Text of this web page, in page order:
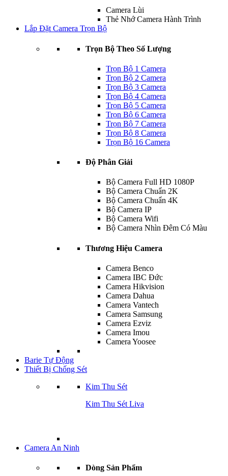
Camera Lùi
Thẻ Nhớ Camera Hành Trình
Lắp Đặt Camera Trọn Bộ
Trọn Bộ Theo Số Lượng
Trọn Bộ 1 Camera
Trọn Bộ 2 Camera
Trọn Bộ 3 Camera
Trọn Bộ 4 Camera
Trọn Bộ 5 Camera
Trọn Bộ 6 Camera
Trọn Bộ 7 Camera
Trọn Bộ 8 Camera
Trọn Bộ 16 Camera
Độ Phân Giải
Bộ Camera Full HD 1080P
Bộ Camera Chuẩn 2K
Bộ Camera Chuẩn 4K
Bộ Camera IP
Bộ Camera Wifi
Bộ Camera Nhìn Đêm Có Màu
Thương Hiệu Camera
Camera Benco
Camera IBC Đức
Camera Hikvision
Camera Dahua
Camera Vantech
Camera Samsung
Camera Ezviz
Camera Imou
Camera Yoosee
Barie Tự Động
Thiết Bị Chống Sét
Kim Thu Sét
Kim Thu Sét Liva
Camera An Ninh
Dòng Sản Phẩm